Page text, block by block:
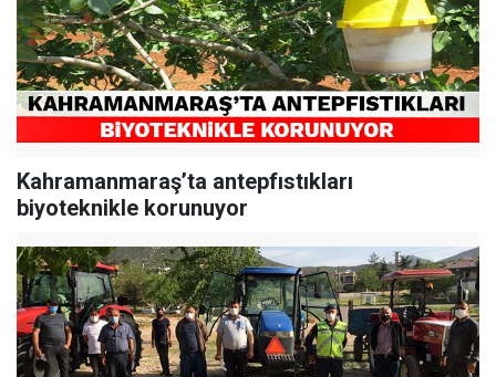
Kahramanmaraş’ta antepfıstıkları
biyoteknikle korunuyor